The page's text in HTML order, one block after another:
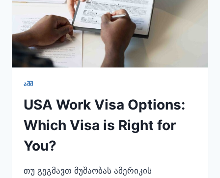
ᲐᲨᲨ
USA Work Visa Options:
Which Visa is Right for
You?
თუ გეგმავთ მუშაობას ამერიკის